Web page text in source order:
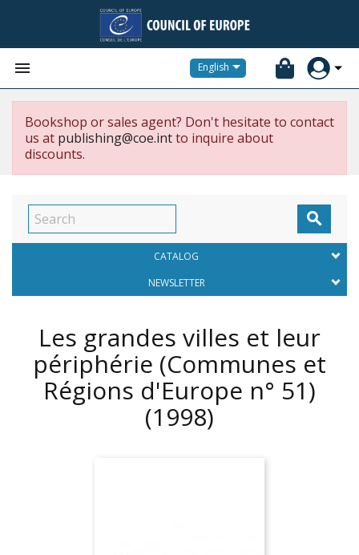
 English
Bookshop or sales agent? Don't hesitate to contact
us at publishing@coe.intto inquire about
discounts.

CATALOG
NEWSLETTER
Les grandes villes et leur
périphérie (Communes et
Régions d'Europe n° 51)
(1998)